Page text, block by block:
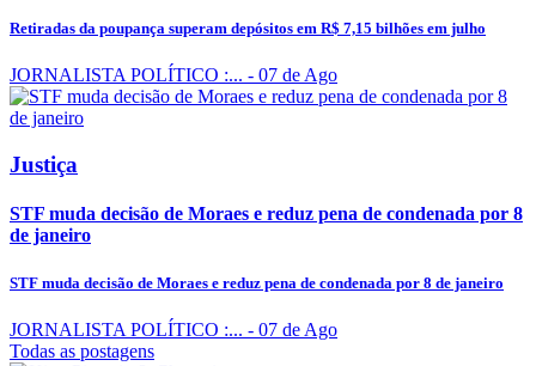
Retiradas da poupança superam depósitos em R$ 7,15 bilhões em julho
JORNALISTA POLÍTICO :... - 07 de Ago
Justiça
STF muda decisão de Moraes e reduz pena de condenada por 8
de janeiro
STF muda decisão de Moraes e reduz pena de condenada por 8 de janeiro
JORNALISTA POLÍTICO :... - 07 de Ago
Todas as postagens